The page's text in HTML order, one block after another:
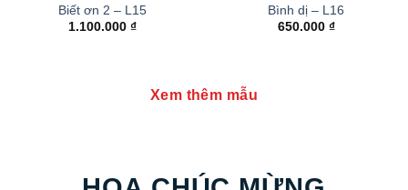
Biết ơn 2 – L15
1.100.000 ₫
Bình dị – L16
650.000 ₫
Xem thêm mẫu